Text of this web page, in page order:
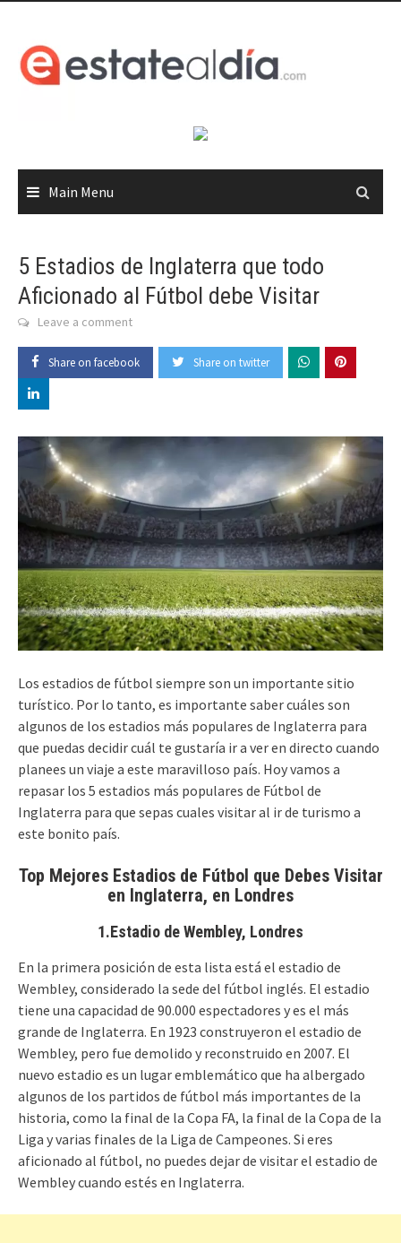
content
Main Menu
5 Estadios de Inglaterra que todo
Aficionado al Fútbol debe Visitar
Leave a comment
Share on facebook Share on twitter
Los estadios de fútbol siempre son un importante sitio
turístico. Por lo tanto, es importante saber cuáles son
algunos de los estadios más populares de Inglaterra para
que puedas decidir cuál te gustaría ir a ver en directo cuando
planees un viaje a este maravilloso país. Hoy vamos a
repasar los 5 estadios más populares de Fútbol de
Inglaterra para que sepas cuales visitar al ir de turismo a
este bonito país.
Top Mejores Estadios de Fútbol que Debes Visitar
en Inglaterra, en Londres
1.Estadio de Wembley, Londres
En la primera posición de esta lista está el estadio de
Wembley, considerado la sede del fútbol inglés. El estadio
tiene una capacidad de 90.000 espectadores y es el más
grande de Inglaterra. En 1923 construyeron el estadio de
Wembley, pero fue demolido y reconstruido en 2007. El
nuevo estadio es un lugar emblemático que ha albergado
algunos de los partidos de fútbol más importantes de la
historia, como la final de la Copa FA, la final de la Copa de la
Liga y varias finales de la Liga de Campeones. Si eres
aficionado al fútbol, no puedes dejar de visitar el estadio de
Wembley cuando estés en Inglaterra.